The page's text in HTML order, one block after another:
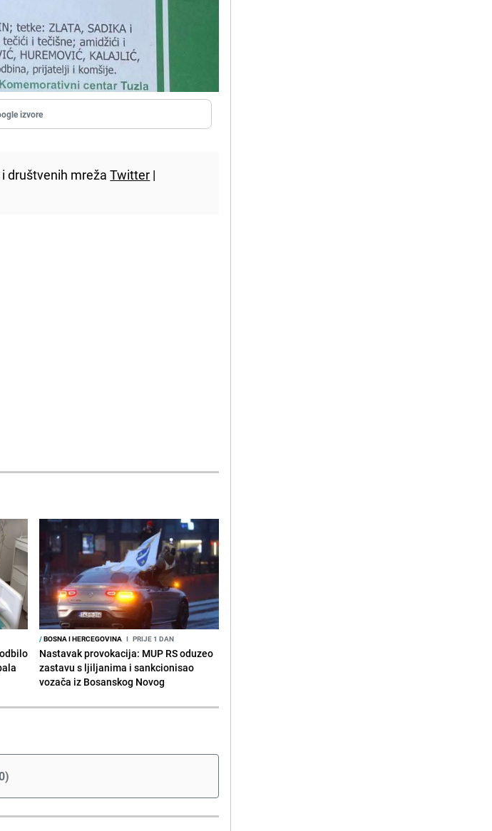
izvore
i društvenih mrežaTwitter |
/BOSNA I HERCEGOVINA I PRIJE 1 DAN
Nastavak provokacija: MUP RS oduzeo
zastavu s ljiljanima i sankcionisao
vozača iz Bosanskog Novog
)